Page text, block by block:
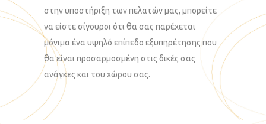
στην υποστήριξη των πελατών μας, μπορείτε
να είστε σίγουροι ότι θα σας παρέχεται
μόνιμα ένα υψηλό επίπεδο εξυπηρέτησης που
θα είναι προσαρμοσμένη στις δικές σας
ανάγκες και του χώρου σας.